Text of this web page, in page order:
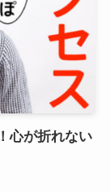
心が折れない